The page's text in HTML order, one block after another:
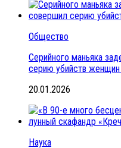
Общество
Серийного маньяка
серию убийств
20.01.2026
Наука